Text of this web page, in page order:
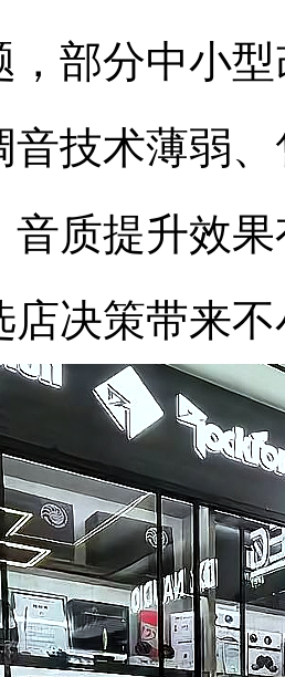
，部分中小
音技术薄弱
音质提升效
店决策带来